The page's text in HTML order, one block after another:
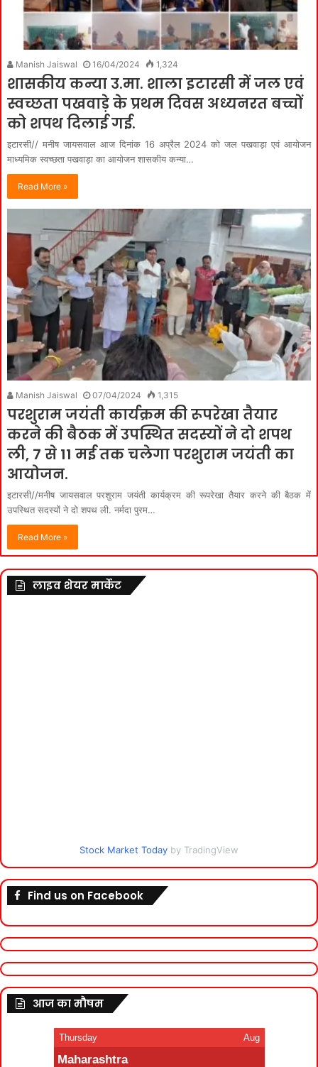
Manish Jaiswal 16/04/2024 1,324
शासकीय कन्या उ.मा. शाला इटारसी में जल एवं
स्वच्छता पखवाड़े के प्रथम दिवस अध्यनरत बच्चों
को शपथ दिलाई गई.
इटारसी// मनीष जायसवाल आज दिनांक 16 अप्रैल 2024 को जल पखवाड़ा एवं आयोजन
माध्यमिक स्वच्छता पखवाड़ा का आयोजन शासकीय कन्या…
Read More »
Manish Jaiswal 07/04/2024 1,315
परशुराम जयंती कार्यक्रम की रूपरेखा तैयार
करने की बैठक में उपस्थित सदस्यों ने दो शपथ
ली, 7 से 11 मई तक चलेगा परशुराम जयंती का
आयोजन.
इटारसी//मनीष जायसवाल परशुराम जयंती कार्यक्रम की रूपरेखा तैयार करने की बैठक में
उपस्थित सदस्यों ने दो शपथ ली. नर्मदा पुरम…
Read More »
लाइव शेयर मार्केट
Stock Market Today by TradingView
Find us on Facebook
आज का मौषम
Thursday Aug
Maharashtra